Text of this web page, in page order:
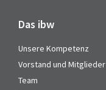
Das ibw
Unsere Kompetenz
Vorstand und Mitglieder
Team